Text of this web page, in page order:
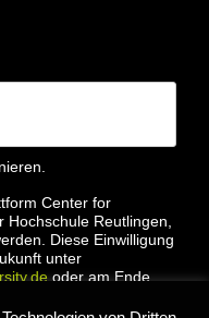
Center for
Reutlingen,
Diese Einwilligung
unter
oder am Ende